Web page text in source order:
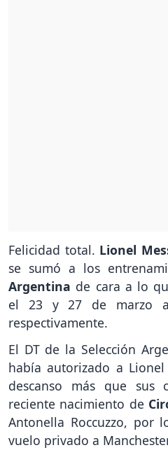
Felicidad total. Lionel
se sumó a los
Argentina de cara a lo
el 23 y 27 de marzo
respectivamente.
El DT de la Selección
había autorizado a
descanso más que sus
reciente nacimiento de
Antonella Roccuzzo,
vuelo privado a